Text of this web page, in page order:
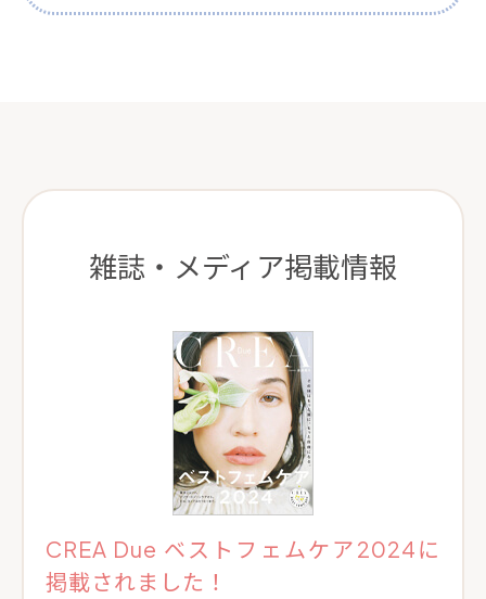
雑誌・メディア掲載情報
CREA Due ベストフェムケア2024に
掲載されました！